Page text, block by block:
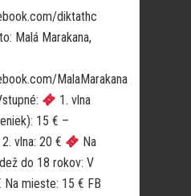
diktathc
Malá Marakana,
MalaMarakana
1. vlna
15 € –
2. vlna: 20 €
Na
do 18 rokov: V
mieste: 15 € FB